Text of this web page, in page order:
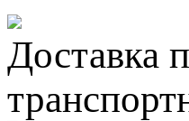
Доставка